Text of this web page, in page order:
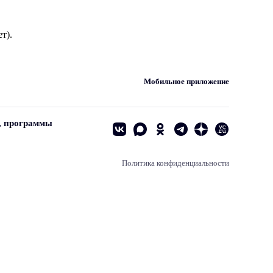
Мобильное приложение
программы
Политика конфиденциальности